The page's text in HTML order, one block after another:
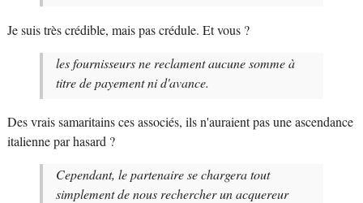
Je suis très crédible, mais pas crédule. Et vous ?
les fournisseurs ne reclament aucune somme à
titre de payement ni d'avance.
Des vrais samaritains ces associés, ils n'auraient pas une ascendance
italienne par hasard ?
Cependant, le partenaire se chargera tout
simplement de nous rechercher un acquereur